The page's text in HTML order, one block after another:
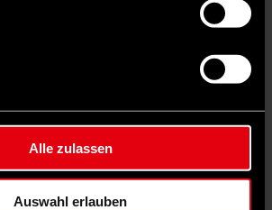
Alle zulassen
Auswahl erlauben